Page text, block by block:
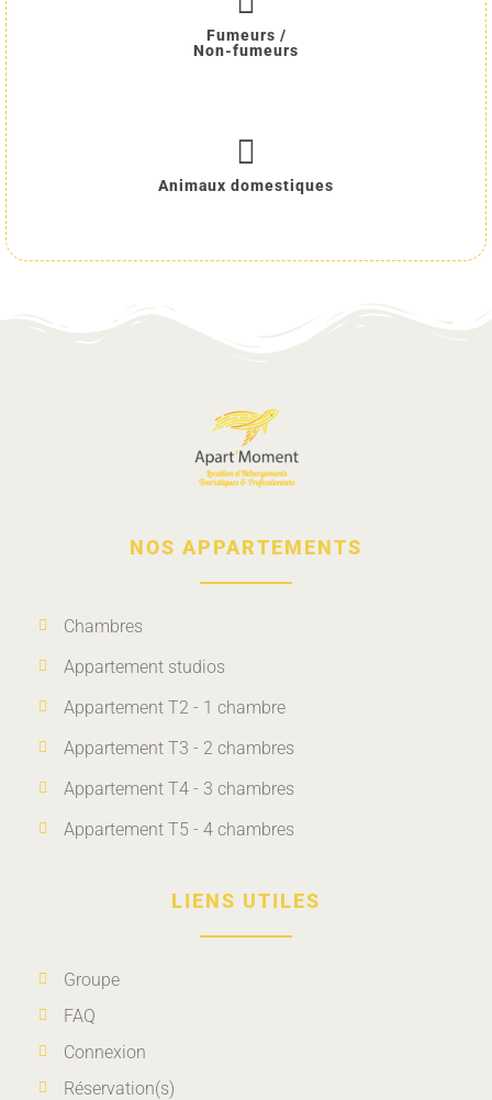
Fumeurs /
Non-fumeurs
Animaux domestiques
NOS APPARTEMENTS
Chambres
Appartement studios
Appartement T2 - 1 chambre
Appartement T3 - 2 chambres
Appartement T4 - 3 chambres
Appartement T5 - 4 chambres
LIENS UTILES
Groupe
FAQ
Connexion
Réservation(s)